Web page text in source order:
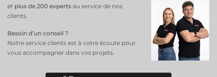
et plus de 200 experts au service de nos
clients.
Besoin d’un conseil ?
Notre service clients est à votre écoute pour
vous accompagner dans vos projets.